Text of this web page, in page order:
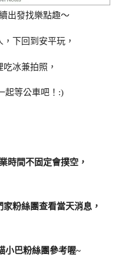
出發找樂點趣～
下回到安平玩，
冰兼拍照，
起等公車吧！:)
時間不固定會撲空，
粉絲團查看當天消息，
小巴粉絲團參考喔~